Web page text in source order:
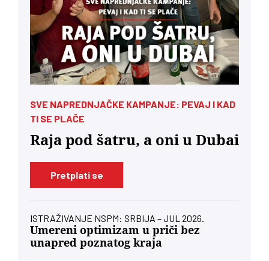
SVE NAPREDNJAČKE KAMPANJE: PEVAJ I KAD
TI SE PLAČE
Raja pod šatru, a oni u Dubai
Pretplati se
ISTRAŽIVANJE NSPM: SRBIJA – JUL 2026.
Umereni optimizam u priči bez
unapred poznatog kraja